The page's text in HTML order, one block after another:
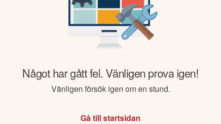
Något har gått fel. Vänligen prova igen!
Vänligen försök igen om en stund.
Gå till startsidan